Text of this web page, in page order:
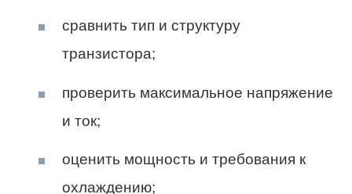
сравнить тип и структуру
транзистора;
проверить максимальное напряжение
и ток;
оценить мощность и требования к
охлаждению;